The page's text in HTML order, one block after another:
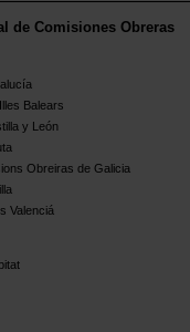
de Comisiones Obreras
Balears
y León
Obreiras de Galicia
Valenciá